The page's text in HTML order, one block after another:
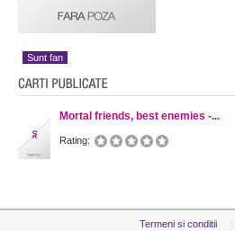
Sunt fan
Mortal friends, best enemies -...
Rating:
Termeni si conditii